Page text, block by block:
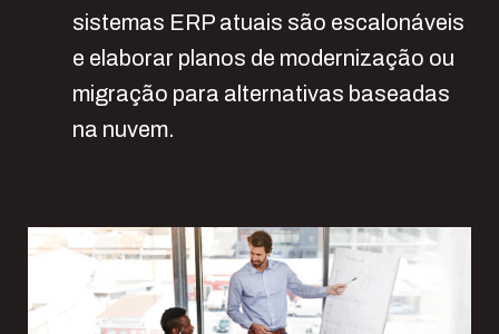
sistemas ERP atuais são escalonáveis
e elaborar planos de modernização ou
migração para alternativas baseadas
na nuvem.